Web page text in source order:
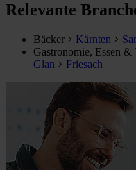
Relevante
Bäcker Kärnten
Gastronomie, Essen &
Glan
Friesach